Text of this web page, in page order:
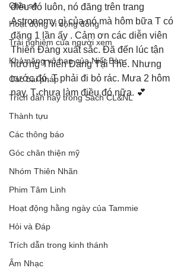
Chia sẻ
Hoạt động vì cộng đồng
Trải nghiệm của người xem
Khả năng vô hạn của Niết Bàn
Các bài pháp
Trích dẫn hay trong Sách CL&NL
Thành tựu
Các thông báo
Góc chân thiện mỹ
Nhóm Thiên Nhãn
Phim Tâm Linh
Hoạt động hằng ngày của Tammie
Hỏi và Đáp
Trích dẫn trong kinh thánh
Âm Nhạc
điều đó luôn, nó đăng trên trang
Astronomy gì của nó mà hôm bữa T có
đăng 1 lần ấy . Cảm ơn các diễn viên
Thiên Đàng xuất sắc. Đã đến lúc tận
hưởng Thiên Đàng Tại Thế. Nhưng
trước đó, T phải đi bỏ rác. Mưa 2 hôm
nay, T chưa làm điều đó nữa. 💕